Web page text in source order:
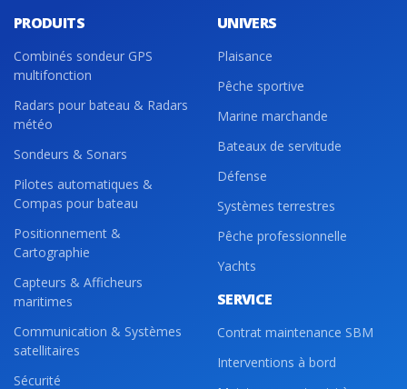
PRODUITS
Combinés sondeur GPS
multifonction
Radars pour bateau & Radars
météo
Sondeurs & Sonars
Pilotes automatiques &
Compas pour bateau
Positionnement &
Cartographie
Capteurs & Afficheurs
maritimes
Communication & Systèmes
satellitaires
Sécurité
UNIVERS
Plaisance
Pêche sportive
Marine marchande
Bateaux de servitude
Défense
Systèmes terrestres
Pêche professionnelle
Yachts
SERVICE
Contrat maintenance SBM
Interventions à bord